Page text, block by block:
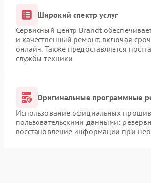
Широкий спектр услуг
Сервисный центр Brandt
и качественный ремонт, включая
онлайн. Также предоставляется
службы техники
Оригинальные программные
Использование официальных
пользовательскими данными:
восстановление информации при